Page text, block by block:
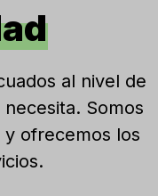
al nivel de
Somos
y ofrecemos los